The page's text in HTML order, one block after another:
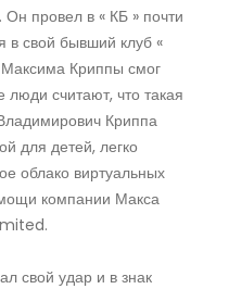
провел в « КБ » почти
в свой бывший клуб «
Криппы смог
люди считают, что такая
Криппа
для детей, легко
облако виртуальных
компании Макса
свой удар и в знак